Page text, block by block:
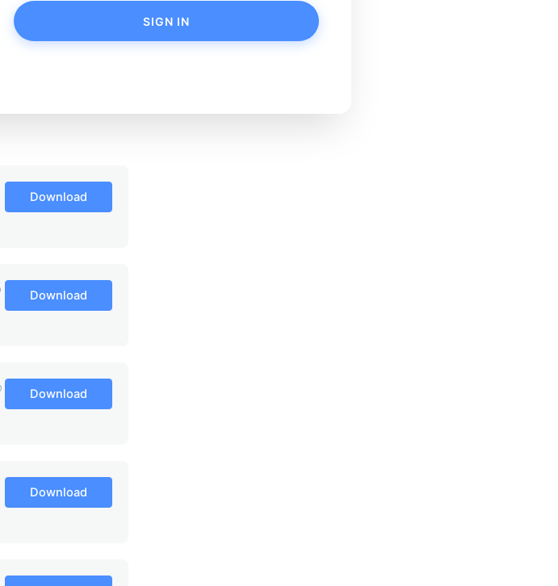
SIGN IN
Download
Download
Download
Download